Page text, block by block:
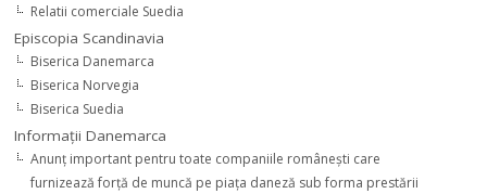
Relatii comerciale Suedia
Episcopia Scandinavia
Biserica Danemarca
Biserica Norvegia
Biserica Suedia
Informaţii Danemarca
Anunţ important pentru toate companiile româneşti care
furnizează forţă de muncă pe piaţa daneză sub forma prestării